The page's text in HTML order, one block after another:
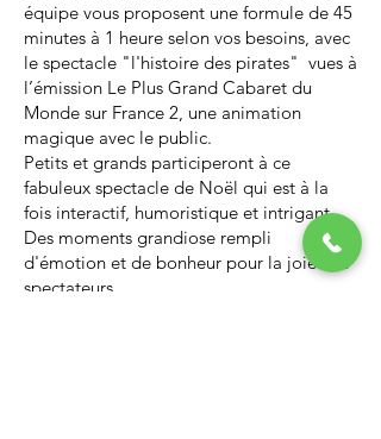
équipe vous proposent une formule de 45
minutes à 1 heure selon vos besoins, avec
le spectacle "l'histoire des pirates" vues à
l’émission Le Plus Grand Cabaret du
Monde sur France 2, une animation
magique avec le public.
Petits et grands participeront à ce
fabuleux spectacle de Noël qui est à la
fois interactif, humoristique et intrigant.
Des moments grandiose rempli
d'émotion et de bonheur pour la joie des
spectateurs.